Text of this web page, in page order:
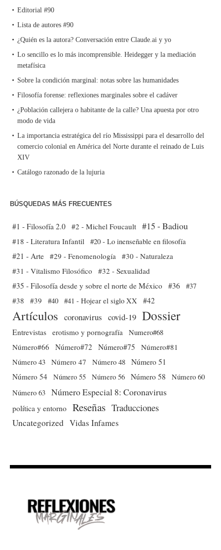
Editorial #90
Lista de autores #90
¿Quién es la autora? Conversación entre Claude.ai y yo
Lo sencillo es lo más incomprensible. Heidegger y la mediación
metafísica
Sobre la condición marginal: notas sobre las humanidades
Filosofía forense: reflexiones marginales sobre el cadáver
¿Población callejera o habitante de la calle? Una apuesta por otro
modo de vida
La importancia estratégica del río Mississippi para el desarrollo del
comercio colonial en América del Norte durante el reinado de Luis
XIV
Catálogo razonado de la lujuria
BÚSQUEDAS MÁS FRECUENTES
#1 - Filosofía 2.0 #2 - Michel Foucault #15 - Badiou
#18 - Literatura Infantil #20 - Lo inenseñable en filosofía
#21 - Arte #29 - Fenomenología #30 - Naturaleza
#31 - Vitalismo Filosófico
#32 - Sexualidad
#35 - Filosofía desde y sobre el norte de México #36 #37
#38
#39 #40 #41 - Hojear el siglo XX #42
Artículos coronavirus covid-19 Dossier
Entrevistas erotismo y pornografía Numero#68
Número#66
Número#72 Número#75
Número#81
Número 43 Número 47 Número 48 Número 51
Número 54 Número 55 Número 56 Número 58
Número 60
Número 63 Número Especial 8: Coronavirus
política y entorno Reseñas Traducciones
Uncategorized Vidas Infames